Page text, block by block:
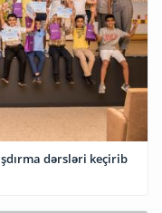
dərsləri keçirib